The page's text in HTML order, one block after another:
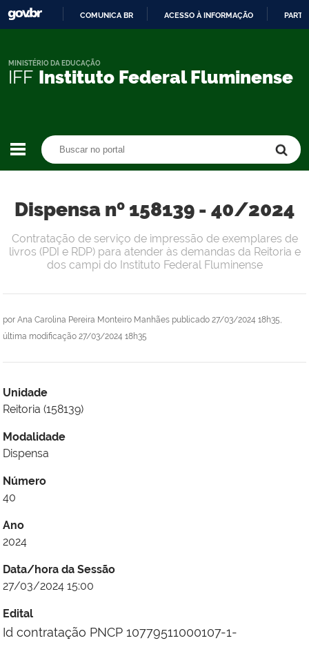
CONTEÚDO
COMUNICA BR ACESSO À INFORMAÇÃO
IFF Instituto Federal Fluminense
MINISTÉRIO DA EDUCAÇÃO
Dispensa nº 158139 - 40/2024
por Ana Carolina Pereira Monteiro Manhães publicado 27/03/2024 18h35,
última modificação 27/03/2024 18h35
Contratação de serviço de impressão de exemplares de
livros (PDI e RDP) para atender às demandas da Reitoria e
dos campi do Instituto Federal Fluminense
Unidade
Reitoria (158139)
Modalidade
Dispensa
Número
40
Ano
2024
Data/hora da Sessão
27/03/2024 15:00
Edital
Id contratação PNCP 10779511000107-1-